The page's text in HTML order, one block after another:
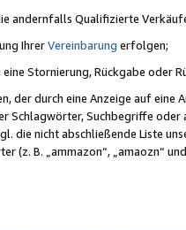
andernfalls Qualifizierte
IhrerVereinbarung erfolgen;
Stornierung, Rückgabe oder
der durch eine Anzeige auf
Schlagwörter, Suchbegriffe
die nicht abschließende Liste
(z. B. „ammazon“, „amaozn“